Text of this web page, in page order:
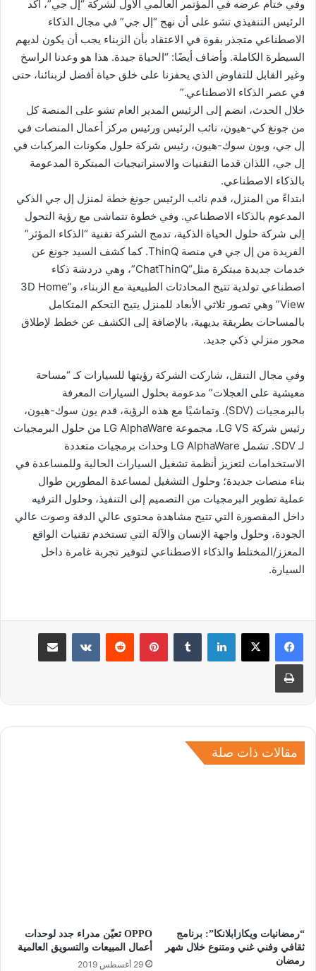
وفي ختام عرضه في المؤتمر العالمي الأول لشركة “إل جي”، أكد
الرئيس التنفيذي تشو على أن نهج “إل جي” في مجال الذكاء
الاصطناعي متجذر بقوة في الاعتقاد بأن الزبناء يجب أن يكون لديهم
السيطرة الكاملة. وأضاف أيضًا: “الحياة جيدة. هذا هو وعدنا الراسخ
وغير القابل للتفاوض الذي يحفزنا على خلق حياة أفضل لزبنائنا، حتى
في عصر الذكاء الاصطناعي.”
خلال الحدث، انضم إلى الرئيس المدير العام تشو على المنصة كل
من جونغ كي-هيون، نائب الرئيس ورئيس مركز أعمال المنصات في
إل جي، ويون سوك-هيون، رئيس شركة حلول مكونات المركبات في
إل جي، اللذان قدما التقنيات والاستراتيجيات المبتكرة المدعومة
بالذكاء الاصطناعي.
ابتداءً من المنزل، قدم نائب الرئيس جونغ خطة لمنزل إل جي الذكي
المدعوم بالذكاء الاصطناعي. وفي خطوة تتماشى مع رؤية التحول
إلى شركة حلول الحياة الذكية، تدمج الشركة تقنية “الذكاء المؤثر”
الفريدة من إل جي في منصة ThinQ. كما كشف السيد جونغ عن
خدمات جديدة مبتكرة مثل“ChatThinQ”، وهي دردشة ذكاء
اصطناعي تولدية تتيح المحادثات الطبيعية مع الزبناء، و”3D Home
View” وهي تصور ثلاثي الأبعاد للمنزل يتيح التحكم المتكامل
بالمساحات بطريقة بديهية، بالإضافة إلى الكشف عن خطط لإطلاق
محور منزلي ذكي جديد.
وفي مجال التنقل، شاركت الشركة رؤيتها للسيارات كـ “مساحة
معيشية على العجلات” مدعومة بحلول السيارات المعرفة
بالبرمجيات (SDV). وتماشيًا مع هذه الرؤية، قدم يون سوك-هيون،
رئيس شركة LG VS، مجموعة LG AlphaWare من حلول البرمجيات
لـ SDV. تشمل LG AlphaWare وحدات برمجيات متعددة
الاستخدامات لتعزيز أنظمة تشغيل السيارات الحالية وللمساعدة في
بناء منصات جديدة؛ وحلول التشغيل لمساعدة المطورين طوال
عملية تطوير البرمجيات من التصميم إلى التنفيذ، وحلول الترفيه
داخل المقصورة التي تتيح مشاهدة محتوى عالي الدقة وصوت عالي
الجودة، وحلول واجهة الإنسان والآلة التي تستخدم تقنيات الواقع
المعزز/المختلط والذكاء الاصطناعي لتوفير تجربة غامرة داخل
السيارة.
لينكدإن بينتيريست مشاركة عبر البريد
طباعة
مقالات ذات صلة
“رمضانيات ويكازابلانكا”: برنامج
ثقافي وفني غني ومتنوع خلال شهر
رمضان
OPPO تعيّن مدراء جدد لوحدات
أعمال المبيعات والتسويق العالمية
29 أغسطس 2019